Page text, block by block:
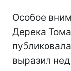
Особое
Дерека
выразил